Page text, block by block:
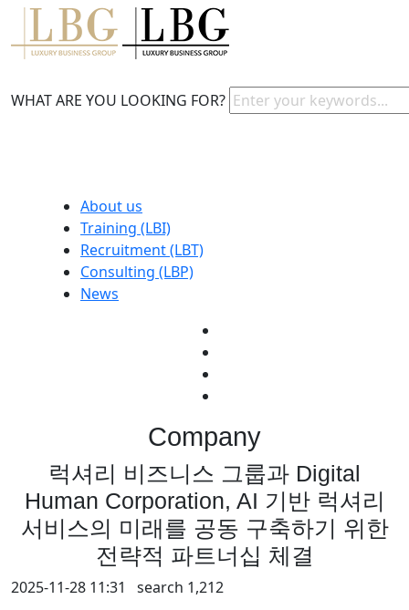
WHAT ARE YOU LOOKING FOR?
About us
Training (LBI)
Recruitment (LBT)
Consulting (LBP)
News
Company
럭셔리 비즈니스 그룹과 Digital
Human Corporation, AI 기반 럭셔리
서비스의 미래를 공동 구축하기 위한
전략적 파트너십 체결
2025-11-28 11:31 search 1,212